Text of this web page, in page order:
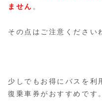
ません 。
その点はご注意ください
少しでもお得にバスを
復乗車券がおすすめです。